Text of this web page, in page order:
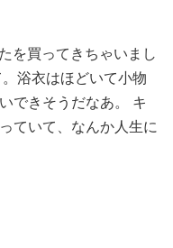
を買ってきちゃいまし
浴衣はほどいて小物
できそうだなあ。 キ
ていて、なんか人生に